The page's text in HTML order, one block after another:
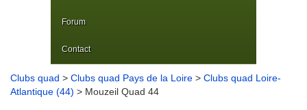
Forum
Contact
Clubs quad > Clubs quad Pays de la Loire > Clubs quad Loire-
Atlantique (44) > Mouzeil Quad 44